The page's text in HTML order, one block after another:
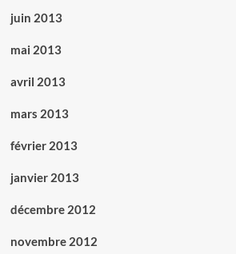
juin 2013
mai 2013
avril 2013
mars 2013
février 2013
janvier 2013
décembre 2012
novembre 2012